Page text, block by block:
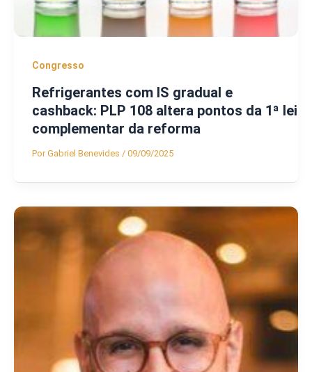
Congresso
Refrigerantes com IS gradual e
cashback: PLP 108 altera pontos da 1ª lei
complementar da reforma
PorGabriel Benevides / 09/09/2025